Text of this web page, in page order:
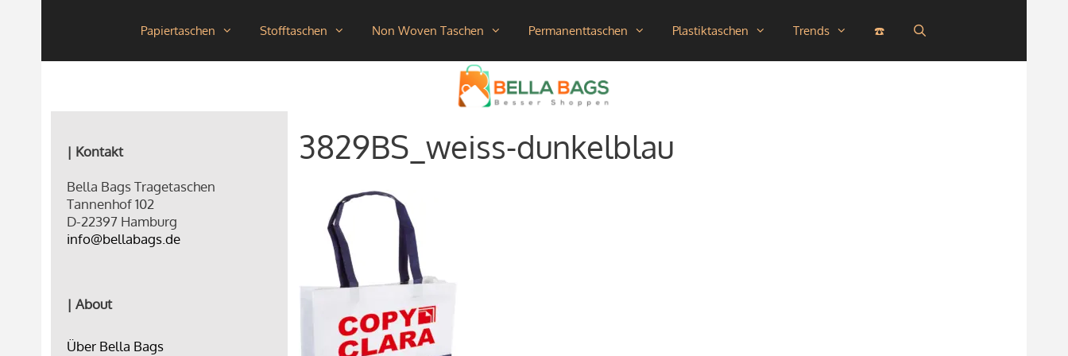
Papiertaschen Stofftaschen Non Woven Taschen Permanenttaschen Plastiktaschen Trends ☎️
3829BS_weiss-dunkelblau
| Kontakt
Bella Bags Tragetaschen
Tannenhof 102
D-22397 Hamburg
info@bellabags.de
| About
Über Bella Bags